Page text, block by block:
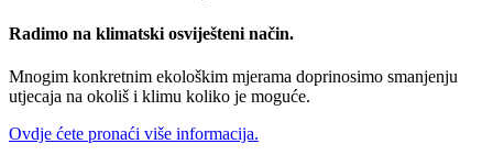
Radimo na klimatski osviješteni način.
Mnogim konkretnim ekološkim mjerama doprinosimo smanjenju
utjecaja na okoliš i klimu koliko je moguće.
Ovdje ćete pronaći više informacija.